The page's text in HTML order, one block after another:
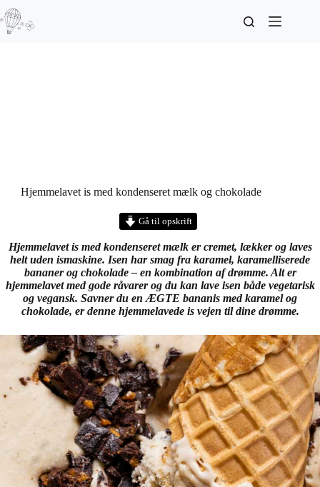
Hjemmelavet is med kondenseret mælk og chokolade
Gå til opskrift
Hjemmelavet is med kondenseret mælk er cremet, lækker og laves
helt uden ismaskine. Isen har smag fra karamel, karamelliserede
bananer og chokolade – en kombination af drømme. Alt er
hjemmelavet med gode råvarer og du kan lave isen både vegetarisk
og vegansk. Savner du en ÆGTE bananis med karamel og
chokolade, er denne hjemmelavede is vejen til dine drømme.